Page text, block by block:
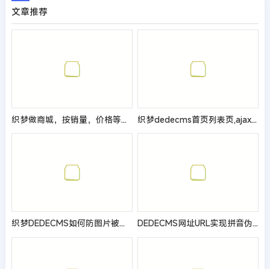
文章推荐
织梦做商城，按销量，价格等自定义模型字段排序列表解决方案 织梦dedecms首页列表页,ajax点击加载更多,瀑布流,首页多栏目切换
织梦DEDECMS如何防图片被盗链？怎么修改.htaccess DEDECMS网址URL实现拼音伪静态的修改方法